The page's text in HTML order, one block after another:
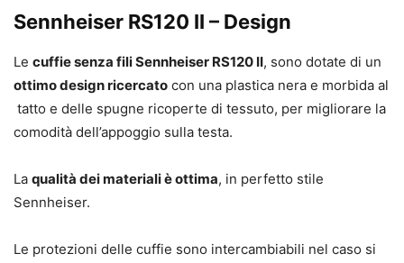
Sennheiser RS120 II – Design
Le cuffie senza fili Sennheiser RS120 II, sono dotate di un
ottimo design ricercato con una plastica nera e morbida al
tatto e delle spugne ricoperte di tessuto, per migliorare la
comodità dell’appoggio sulla testa.
La qualità dei materiali è ottima, in perfetto stile
Sennheiser.
Le protezioni delle cuffie sono intercambiabili nel caso si